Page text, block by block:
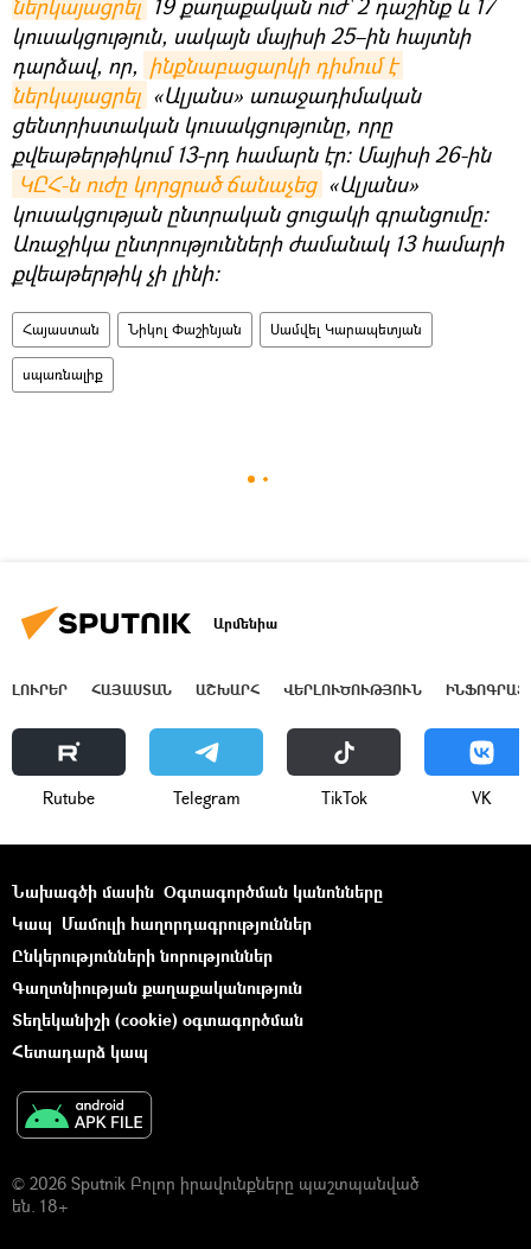
ներկայացրել 19 քաղաքական ուժ՝ 2 դաշինք և 17
կուսակցություն, սակայն մայիսի 25–ին հայտնի
դարձավ, որ, ինքնաբացարկի դիմում է
ներկայացրել «Ալյանս» առաջադիմական
ցենտրիստական կուսակցությունը, որը
քվեաթերթիկում 13-րդ համարն էր։ Մայիսի 26-ին
ԿԸՀ-ն ուժը կորցրած ճանաչեց «Ալյանս»
կուսակցության ընտրական ցուցակի գրանցումը։
Առաջիկա ընտրությունների ժամանակ 13 համարի
քվեաթերթիկ չի լինի։
Հայաստան Նիկոլ Փաշինյան Սամվել Կարապետյան
սպառնալիք
Արմենիա
ԼՈՒՐԵՐ ՀԱՅԱՍՏԱՆ ԱՇԽԱՐՀ ՎԵՐԼՈՒԾՈՒԹՅՈՒՆ
Rutube Telegram ТikТоk VK
Նախագծի մասին Օգտագործման կանոնները
Կապ Մամուլի հաղորդագրություններ
Ընկերությունների նորություններ
Գաղտնիության քաղաքականություն
Տեղեկանիշի (cookie) օգտագործման
Հետադարձ կապ
© 2026 Sputnik Բոլոր իրավունքները պաշտպանված
են. 18+